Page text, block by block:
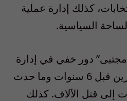
كذلك إدارة عملية
السياسية.
دور خفي في إدارة
سياسة رفع أسعار البنزين قبل 6 سنوات وما حدث
إلى قتل الآلاف. كذلك